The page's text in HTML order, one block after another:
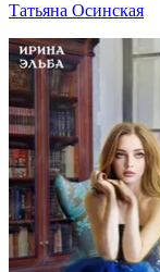
Татьяна Осинская